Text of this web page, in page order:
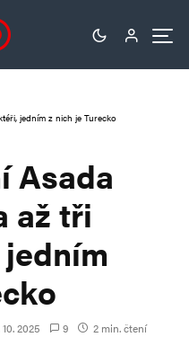
jedním z nich je Turecko
Asada
až tři
2025 9 2 min. čtení